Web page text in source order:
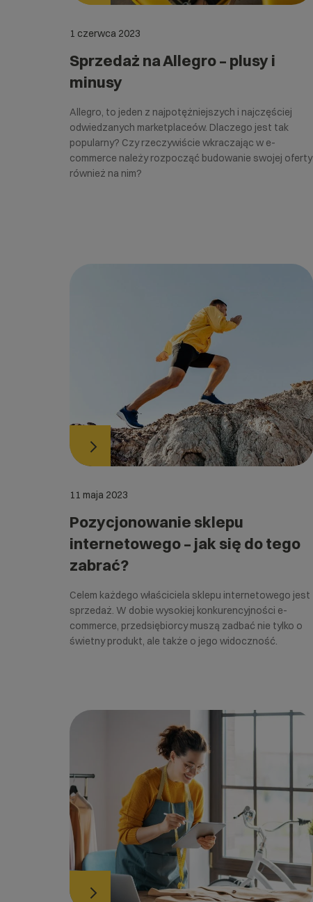
1 czerwca 2023
Sprzedaż na Allegro – plusy i
minusy
Allegro, to jeden z najpotężniejszych i najczęściej
odwiedzanych marketplaceów. Dlaczego jest tak
popularny? Czy rzeczywiście wkraczając w e-
commerce należy rozpocząć budowanie swojej oferty
również na nim?
11 maja 2023
Pozycjonowanie sklepu
internetowego – jak się do tego
zabrać?
Celem każdego właściciela sklepu internetowego jest
sprzedaż. W dobie wysokiej konkurencyjności e-
commerce, przedsiębiorcy muszą zadbać nie tylko o
świetny produkt, ale także o jego widoczność.